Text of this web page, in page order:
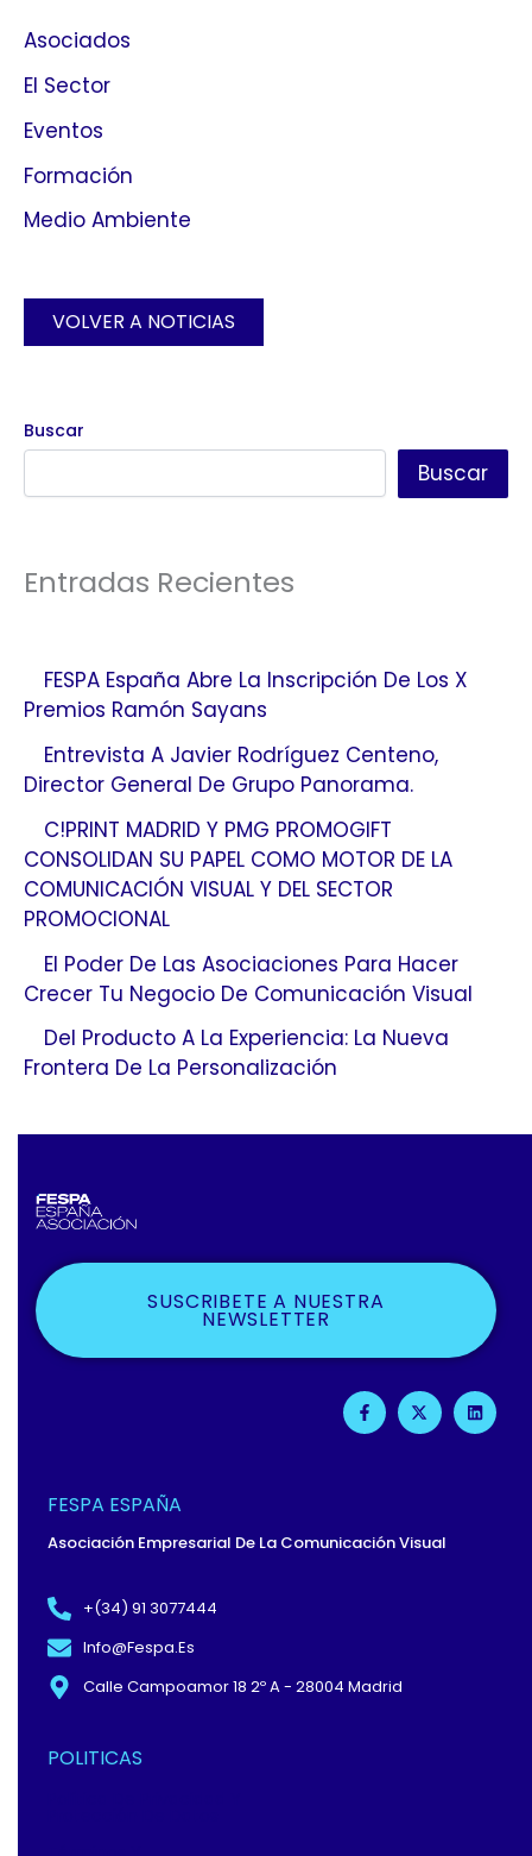
Asociados
El Sector
Eventos
Formación
Medio Ambiente
VOLVER A NOTICIAS
Buscar
Buscar
Entradas Recientes
FESPA España Abre La Inscripción De Los X
Premios Ramón Sayans
Entrevista A Javier Rodríguez Centeno,
Director General De Grupo Panorama.
C!PRINT MADRID Y PMG PROMOGIFT
CONSOLIDAN SU PAPEL COMO MOTOR DE LA
COMUNICACIÓN VISUAL Y DEL SECTOR
PROMOCIONAL
El Poder De Las Asociaciones Para Hacer
Crecer Tu Negocio De Comunicación Visual
Del Producto A La Experiencia: La Nueva
Frontera De La Personalización
SUSCRIBETE A NUESTRA
NEWSLETTER
F
A
C
F
X
-
T
L
I
N
FESPA ESPAÑA
Asociación Empresarial De La Comunicación Visual
+(34) 91 3077444
Info@fespa.es
Calle Campoamor 18 2º A - 28004 Madrid
POLITICAS